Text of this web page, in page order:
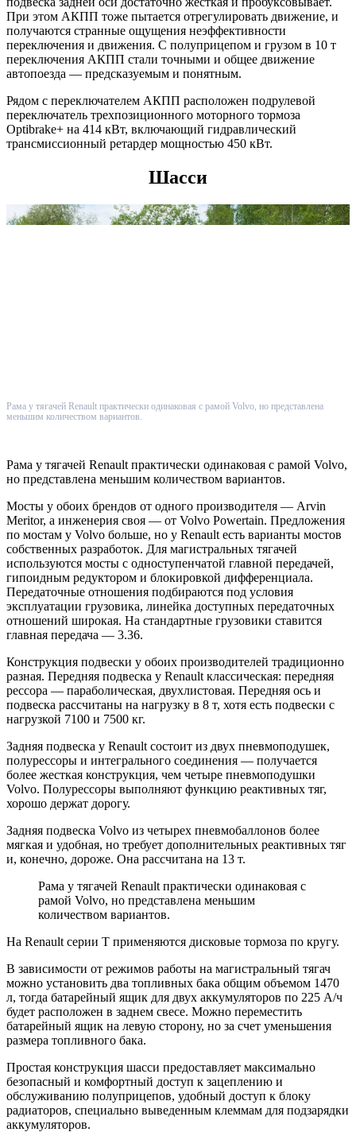
При этом АКПП тоже пытается отрегулировать движение, и
получаются странные ощущения неэффективности
переключения и движения. С полуприцепом и грузом в 10 т
переключения АКПП стали точными и общее движение
автопоезда — предсказуемым и понятным.
Рядом с переключателем АКПП расположен подрулевой
переключатель трехпозиционного моторного тормоза
Optibrake+ на 414 кВт, включающий гидравлический
трансмиссионный ретардер мощностью 450 кВт.
Шасси
Рама у тягачей Renault практически одинаковая с рамой Volvo, но представлена
меньшим количеством вариантов.
Рама у тягачей Renault практически одинаковая с рамой Volvo,
но представлена меньшим количеством вариантов.
Мосты у обоих брендов от одного производителя — Arvin
Meritor, а инженерия своя — от Volvo Powertain. Предложения
по мостам у Volvo больше, но у Renault есть варианты мостов
собственных разработок. Для магистральных тягачей
используются мосты с одноступенчатой главной передачей,
гипоидным редуктором и блокировкой дифференциала.
Передаточные отношения подбираются под условия
эксплуатации грузовика, линейка доступных передаточных
отношений широкая. На стандартные грузовики ставится
главная передача — 3.36.
Конструкция подвески у обоих производителей традиционно
разная. Передняя подвеска у Renault классическая: передняя
рессора — параболическая, двухлистовая. Передняя ось и
подвеска рассчитаны на нагрузку в 8 т, хотя есть подвески с
нагрузкой 7100 и 7500 кг.
Задняя подвеска у Renault состоит из двух пневмоподушек,
полурессоры и интегрального соединения — получается
более жесткая конструкция, чем четыре пневмоподушки
Volvo. Полурессоры выполняют функцию реактивных тяг,
хорошо держат дорогу.
Задняя подвеска Volvo из четырех пневмобаллонов более
мягкая и удобная, но требует дополнительных реактивных тяг
и, конечно, дороже. Она рассчитана на 13 т.
Рама у тягачей Renault практически одинаковая с
рамой Volvo, но представлена меньшим
количеством вариантов.
На Renault серии Т применяются дисковые тормоза по кругу.
В зависимости от режимов работы на магистральный тягач
можно установить два топливных бака общим объемом 1470
л, тогда батарейный ящик для двух аккумуляторов по 225 А/ч
будет расположен в заднем свесе. Можно переместить
батарейный ящик на левую сторону, но за счет уменьшения
размера топливного бака.
Простая конструкция шасси предоставляет максимально
безопасный и комфортный доступ к зацеплению и
обслуживанию полуприцепов, удобный доступ к блоку
радиаторов, специально выведенным клеммам для подзарядки
аккумуляторов.